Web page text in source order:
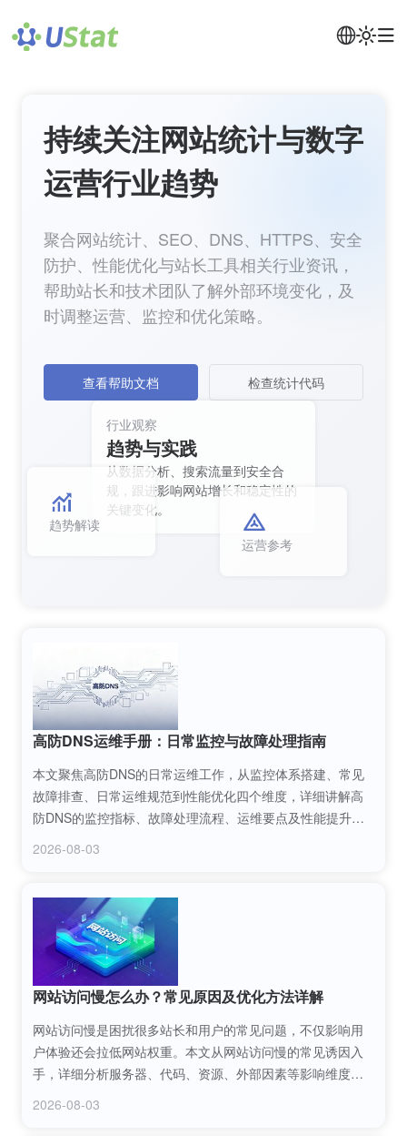
持续关注网站统计与数字
运营行业趋势
聚合网站统计、SEO、DNS、HTTPS、安全
防护、性能优化与站长工具相关行业资讯，
帮助站长和技术团队了解外部环境变化，及
时调整运营、监控和优化策略。
查看帮助文档 检查统计代码
行业观察
趋势与实践
从数据分析、搜索流量到安全合
规，跟进影响网站增长和稳定性的
关键变化。
趋势解读
运营参考
高防DNS运维手册：日常监控与故障处理指南
本文聚焦高防DNS的日常运维工作，从监控体系搭建、常见
故障排查、日常运维规范到性能优化四个维度，详细讲解高
防DNS的监控指标、故障处理流程、运维要点及性能提升方
2026-08-03
网站访问慢怎么办？常见原因及优化方法详解
网站访问慢是困扰很多站长和用户的常见问题，不仅影响用
户体验还会拉低网站权重。本文从网站访问慢的常见诱因入
手，详细分析服务器、代码、资源、外部因素等影响维度，
2026-08-03